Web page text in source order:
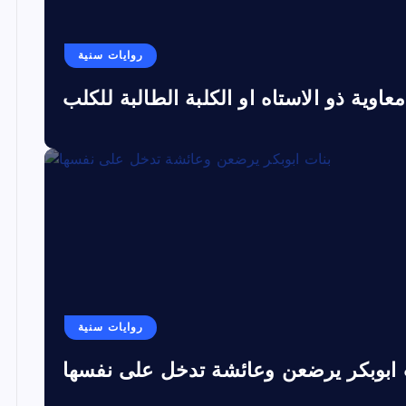
روايات سنية
معاوية ذو الاستاه او الكلبة الطالبة للكلب
روايات سنية
ابوبكر يرضعن وعائشة تدخل على نفسها